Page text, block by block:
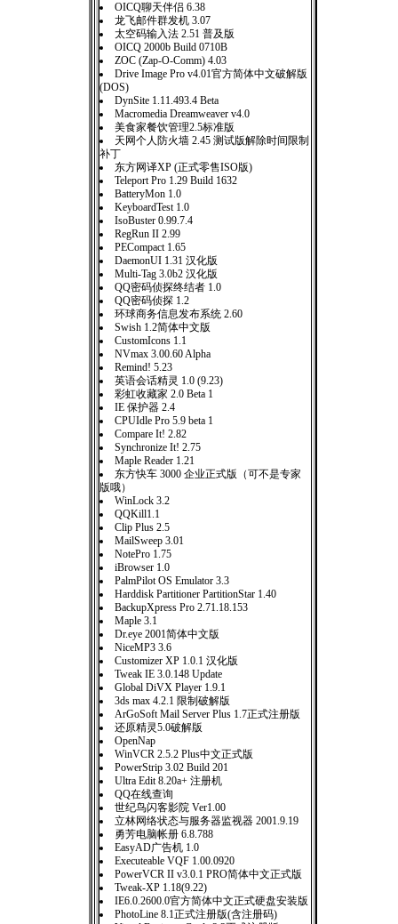
OICQ聊天伴侣 6.38
龙飞邮件群发机 3.07
太空码输入法 2.51 普及版
OICQ 2000b Build 0710B
ZOC (Zap-O-Comm) 4.03
Drive Image Pro v4.01官方简体中文破解版
(DOS)
DynSite 1.11.493.4 Beta
Macromedia Dreamweaver v4.0
美食家餐饮管理2.5标准版
天网个人防火墙 2.45 测试版解除时间限制
补丁
东方网译XP (正式零售ISO版)
Teleport Pro 1.29 Build 1632
BatteryMon 1.0
KeyboardTest 1.0
IsoBuster 0.99.7.4
RegRun II 2.99
PECompact 1.65
DaemonUI 1.31 汉化版
Multi-Tag 3.0b2 汉化版
QQ密码侦探终结者 1.0
QQ密码侦探 1.2
环球商务信息发布系统 2.60
Swish 1.2简体中文版
CustomIcons 1.1
NVmax 3.00.60 Alpha
Remind! 5.23
英语会话精灵 1.0 (9.23)
彩虹收藏家 2.0 Beta 1
IE 保护器 2.4
CPUIdle Pro 5.9 beta 1
Compare It! 2.82
Synchronize It! 2.75
Maple Reader 1.21
东方快车 3000 企业正式版（可不是专家
版哦）
WinLock 3.2
QQKill1.1
Clip Plus 2.5
MailSweep 3.01
NotePro 1.75
iBrowser 1.0
PalmPilot OS Emulator 3.3
Harddisk Partitioner PartitionStar 1.40
BackupXpress Pro 2.71.18.153
Maple 3.1
Dr.eye 2001简体中文版
NiceMP3 3.6
Customizer XP 1.0.1 汉化版
Tweak IE 3.0.148 Update
Global DiVX Player 1.9.1
3ds max 4.2.1 限制破解版
ArGoSoft Mail Server Plus 1.7正式注册版
还原精灵5.0破解版
OpenNap
WinVCR 2.5.2 Plus中文正式版
PowerStrip 3.02 Build 201
Ultra Edit 8.20a+ 注册机
QQ在线查询
世纪鸟闪客影院 Ver1.00
立林网络状态与服务器监视器 2001.9.19
勇芳电脑帐册 6.8.788
EasyAD广告机 1.0
Executeable VQF 1.00.0920
PowerVCR II v3.0.1 PRO简体中文正式版
Tweak-XP 1.18(9.22)
IE6.0.2600.0官方简体中文正式硬盘安装版
PhotoLine 8.1正式注册版(含注册码)